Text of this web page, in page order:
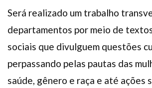
Será realizado um trabalho
departamentos por meio de
sociais que divulguem questões
perpassando pelas pautas das
saúde, gênero e raça e até ações